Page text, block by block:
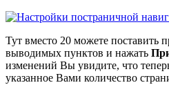
Тут вместо 20 можете поставить
выводимых пунктов и нажать
изменений Вы увидите, что
указанное Вами количество